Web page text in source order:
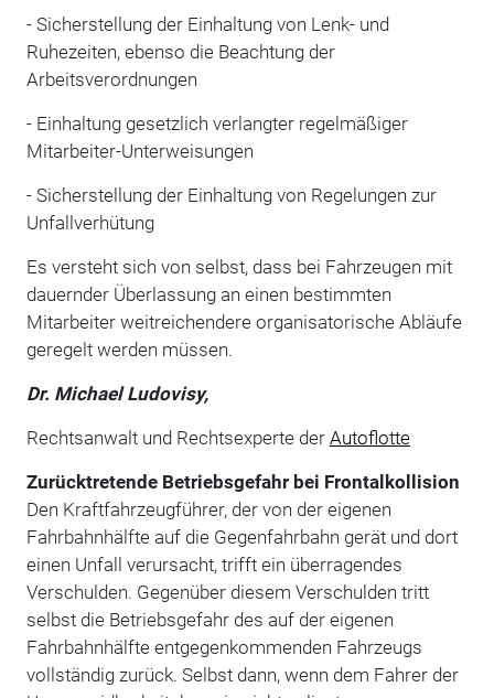
- Sicherstellung der Einhaltung von Lenk- und
Ruhezeiten, ebenso die Beachtung der
Arbeitsverordnungen
- Einhaltung gesetzlich verlangter regelmäßiger
Mitarbeiter-Unterweisungen
- Sicherstellung der Einhaltung von Regelungen zur
Unfallverhütung
Es versteht sich von selbst, dass bei Fahrzeugen mit
dauernder Überlassung an einen bestimmten
Mitarbeiter weitreichendere organisatorische Abläufe
geregelt werden müssen.
Dr. Michael Ludovisy,
Rechtsanwalt und Rechtsexperte der Autoflotte
Zurücktretende Betriebsgefahr bei Frontalkollision
Den Kraftfahrzeugführer, der von der eigenen
Fahrbahnhälfte auf die Gegenfahrbahn gerät und dort
einen Unfall verursacht, trifft ein überragendes
Verschulden. Gegenüber diesem Verschulden tritt
selbst die Betriebsgefahr des auf der eigenen
Fahrbahnhälfte entgegenkommenden Fahrzeugs
vollständig zurück. Selbst dann, wenn dem Fahrer der